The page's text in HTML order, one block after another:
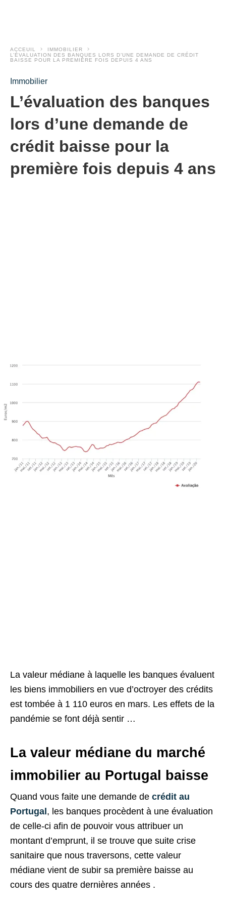
ACCEUIL
IMMOBILIER
L’ÉVALUATION DES BANQUES LORS D’UNE DEMANDE DE CRÉDIT
BAISSE POUR LA PREMIÈRE FOIS DEPUIS 4 ANS
Immobilier
L’évaluation des banques
lors d’une demande de
crédit baisse pour la
première fois depuis 4 ans
La valeur médiane à laquelle les banques évaluent
les biens immobiliers en vue d’octroyer des crédits
est tombée à 1 110 euros en mars. Les effets de la
pandémie se font déjà sentir …
La valeur médiane du marché
immobilier au Portugal baisse
Quand vous faite une demande de crédit au
Portugal , les banques procèdent à une évaluation
de celle-ci afin de pouvoir vous attribuer un
montant d’emprunt, il se trouve que suite crise
sanitaire que nous traversons, cette valeur
médiane vient de subir sa première baisse au
cours des quatre dernières années .